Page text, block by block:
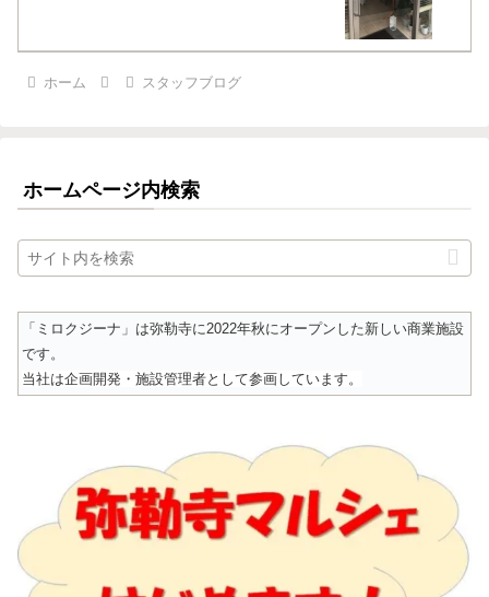
ホーム スタッフブログ
ホームページ内検索
「ミロクジーナ」は弥勒寺に2022年秋にオープンした新しい商業施設
です。
当社は企画開発・施設管理者として参画しています。